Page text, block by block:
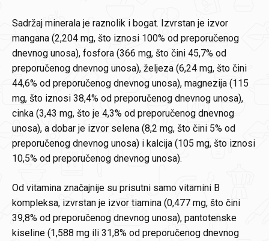
Sadržaj minerala je raznolik i bogat. Izvrstan je izvor
mangana (2,204 mg, što iznosi 100% od preporučenog
dnevnog unosa), fosfora (366 mg, što čini 45,7% od
preporučenog dnevnog unosa), željeza (6,24 mg, što čini
44,6% od preporučenog dnevnog unosa), magnezija (115
mg, što iznosi 38,4% od preporučenog dnevnog unosa),
cinka (3,43 mg, što je 4,3% od preporučenog dnevnog
unosa), a dobar je izvor selena (8,2 mg, što čini 5% od
preporučenog dnevnog unosa) i kalcija (105 mg, što iznosi
10,5% od preporučenog dnevnog unosa).
Od vitamina značajnije su prisutni samo vitamini B
kompleksa, izvrstan je izvor tiamina (0,477 mg, što čini
39,8% od preporučenog dnevnog unosa), pantotenske
kiseline (1,588 mg ili 31,8% od preporučenog dnevnog